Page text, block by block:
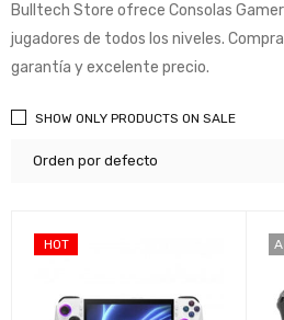
Bulltech Store ofrece Consolas
jugadores de todos los niveles.
garantía y excelente precio.
Orden por defecto
SHOW ONLY PRODUCTS ON SALE
HOT